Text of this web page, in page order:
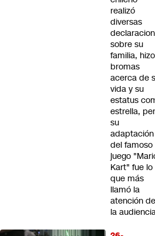
realizó
diversas
sobre su
familia, hizo
bromas
acerca de
vida y su
estatus
estrella,
su
adaptación
del famoso
juego
Kart" fue lo
que más
llamó la
atención de
la